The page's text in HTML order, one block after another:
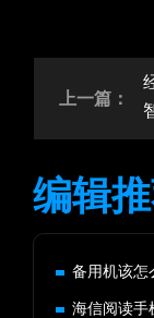
上一篇：
编辑
备用机该怎
海信阅读手